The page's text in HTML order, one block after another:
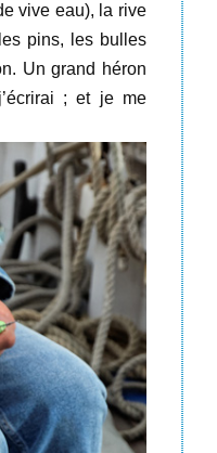
vive eau), la rive
pins, les bulles
Un grand héron
; et je me